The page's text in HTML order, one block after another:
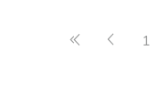
Primera página
Anterior
1